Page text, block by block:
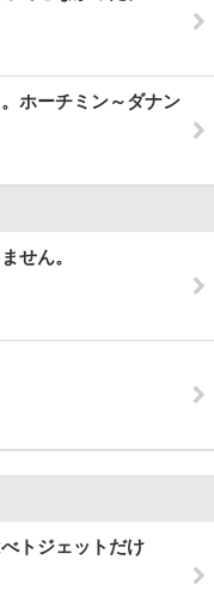
ホーチミン～ダナン
せん。
トジェットだけ